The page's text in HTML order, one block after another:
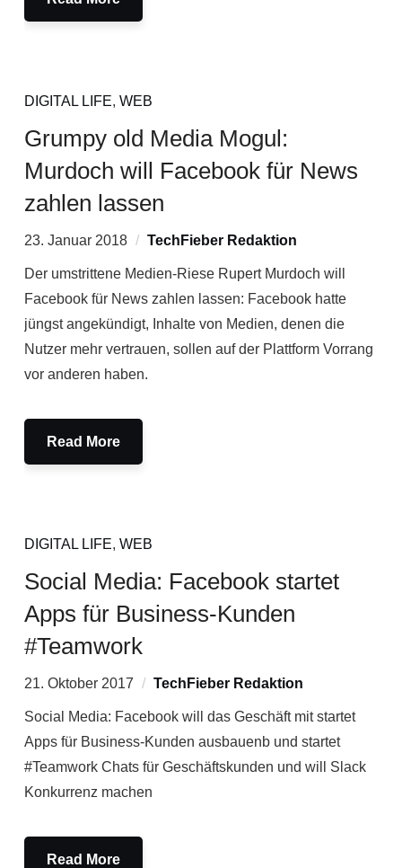
DIGITAL LIFE, WEB
Grumpy old Media Mogul:
Murdoch will Facebook für News
zahlen lassen
23. Januar 2018 TechFieber Redaktion
Der umstrittene Medien-Riese Rupert Murdoch will
Facebook für News zahlen lassen: Facebook hatte
jüngst angekündigt, Inhalte von Medien, denen die
Nutzer mehr vertrauen, sollen auf der Plattform Vorrang
vor anderen haben.
Read More
DIGITAL LIFE, WEB
Social Media: Facebook startet
Apps für Business-Kunden
#Teamwork
21. Oktober 2017 TechFieber Redaktion
Social Media: Facebook will das Geschäft mit startet
Apps für Business-Kunden ausbauenb und startet
#Teamwork Chats für Geschäftskunden und will Slack
Konkurrenz machen
Read More